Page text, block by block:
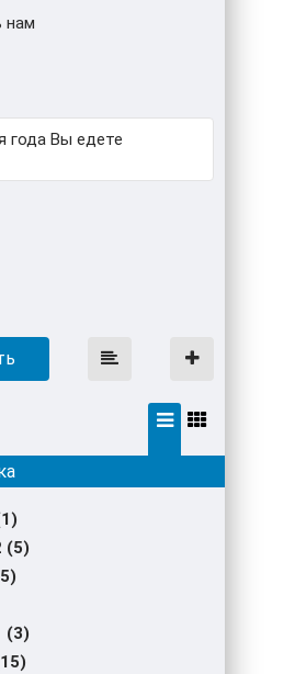
нам
года Вы едете
(5)
(3)